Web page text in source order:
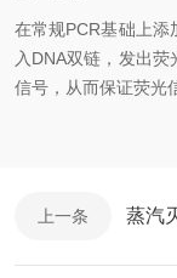
在常规PCR基础上添
入DNA双链，发出
信号，从而保证荧光
上一条 蒸汽